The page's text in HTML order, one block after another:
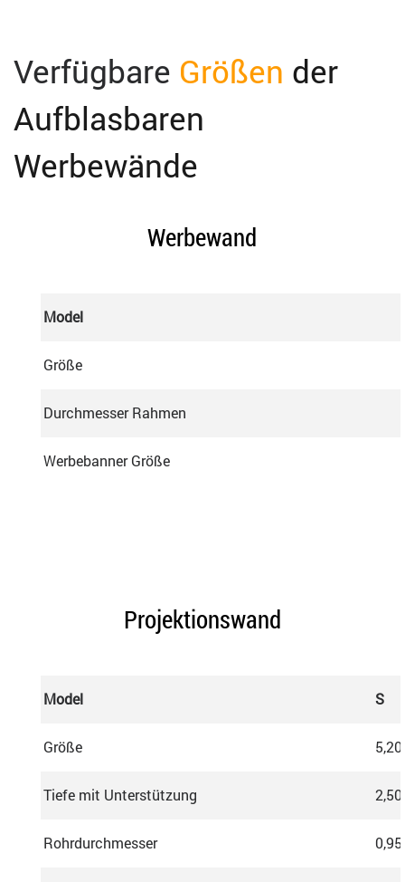
Verfügbare Größen der
Aufblasbaren
Werbewände
Werbewand
Model
Größe
Durchmesser Rahmen
Werbebanner Größe
Projektionswand
Model S
Größe
Tiefe mit Unterstützung
Rohrdurchmesser